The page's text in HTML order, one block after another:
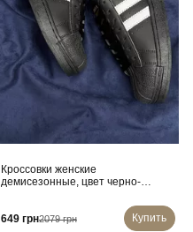
Кроссовки женские
демисезонные, цвет черно-
649 грн2079 грн Купить